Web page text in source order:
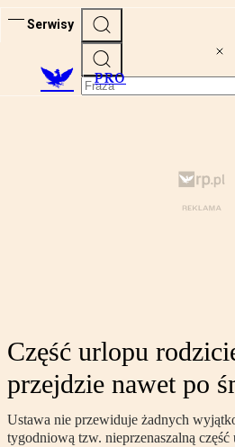
Serwisy
PRO
Część urlopu
przejdzie nawet po
Ustawa nie przewiduje żadnych
tygodniową tzw. nieprzenaszalną